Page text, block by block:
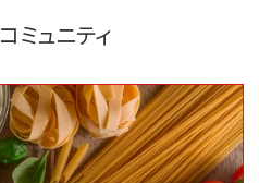
ミュニティ